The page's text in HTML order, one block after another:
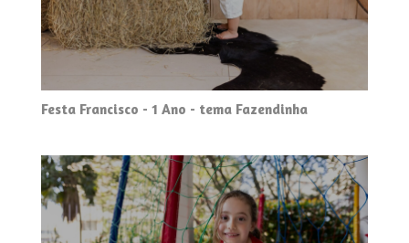
Festa Francisco - 1 Ano - tema Fazendinha